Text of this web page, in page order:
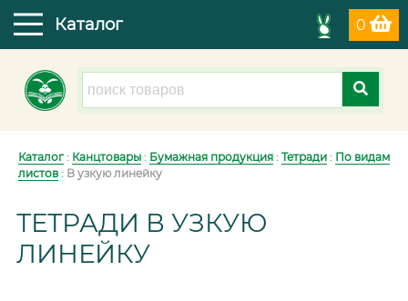
0
Каталог
Каталог: Канцтовары : Бумажная продукция : Тетради : По видам
листов : В узкую линейку
ТЕТРАДИ В УЗКУЮ
ЛИНЕЙКУ